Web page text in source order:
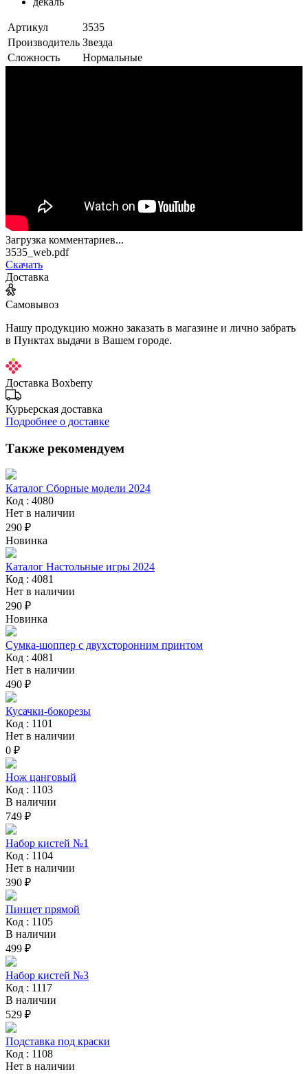
Артикул
3535
Производитель Звезда
Сложность
Нормальные
Загрузка комментариев...
3535_web.pdf
Скачать
Доставка
Самовывоз
Нашу продукцию можно заказать в магазине и лично забрать
в Пунктах выдачи в Вашем городе.
Доставка Boxberry
Курьерская доставка
Подробнее о доставке
Также рекомендуем
Каталог Сборные модели 2024
Код : 4080
Нет в наличии
290 ₽
Новинка
Каталог Настольные игры 2024
Код : 4081
Нет в наличии
290 ₽
Новинка
Сумка-шоппер с двухсторонним принтом
Код : 4081
Нет в наличии
490 ₽
Кусачки-бокорезы
Код : 1101
Нет в наличии
0 ₽
Нож цанговый
Код : 1103
В наличии
749 ₽
Набор кистей №1
Код : 1104
Нет в наличии
390 ₽
Пинцет прямой
Код : 1105
В наличии
499 ₽
Набор кистей №3
Код : 1117
В наличии
529 ₽
Подставка под краски
Код : 1108
Нет в наличии